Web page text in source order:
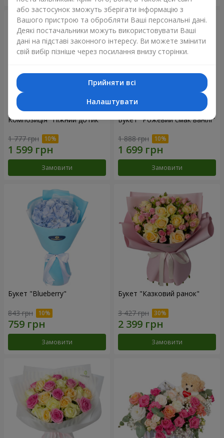
Композиція "Ніжний дотик"
1 777 грн
Замовити
Букет "Рожевий смак ванілі"
1 888 грн
Замовити
Букет "Blueberry"
843 грн
Замовити
Букет "Казковий ранок"
3 427 грн
Замовити
або застосунок зможуть зберігати інформацію з
Вашого пристрою та обробляти Ваші персональні дані.
Деякі постачальники можуть використовувати Ваші
дані на підставі законного інтересу. Ви можете змінити
свій вибір пізніше через посилання внизу сторінки.
Прийняти всі
Налаштувати